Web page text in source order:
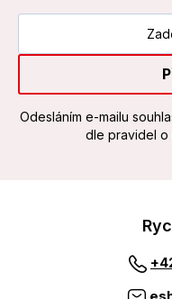
Odesláním e-mailu
dle pravidel o